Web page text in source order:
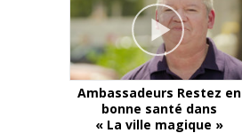
Ambassadeurs Restez en
bonne santé dans
« La ville magique »